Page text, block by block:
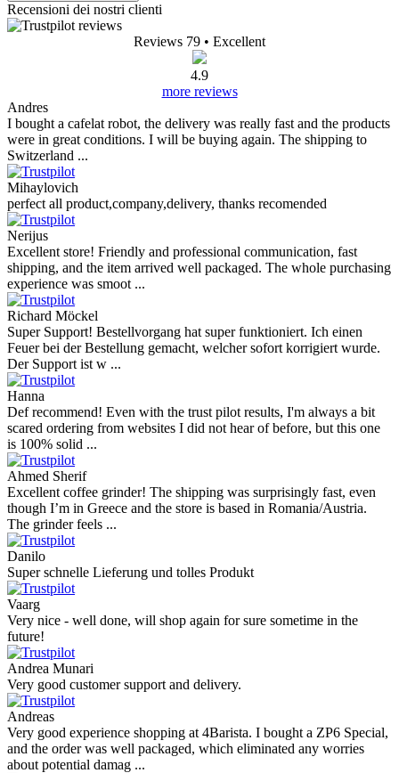
Recensioni dei nostri clienti
Reviews 79 • Excellent
4.9
more reviews
Andres
I bought a cafelat robot, the delivery was really fast and the products
were in great conditions. I will be buying again. The shipping to
Switzerland ...
Mihaylovich
perfect all product,company,delivery, thanks recomended
Nerijus
Excellent store! Friendly and professional communication, fast
shipping, and the item arrived well packaged. The whole purchasing
experience was smoot ...
Richard Möckel
Super Support! Bestellvorgang hat super funktioniert. Ich einen
Feuer bei der Bestellung gemacht, welcher sofort korrigiert wurde.
Der Support ist w ...
Hanna
Def recommend! Even with the trust pilot results, I'm always a bit
scared ordering from websites I did not hear of before, but this one
is 100% solid ...
Ahmed Sherif
Excellent coffee grinder! The shipping was surprisingly fast, even
though I’m in Greece and the store is based in Romania/Austria.
The grinder feels ...
Danilo
Super schnelle Lieferung und tolles Produkt
Vaarg
Very nice - well done, will shop again for sure sometime in the
future!
Andrea Munari
Very good customer support and delivery.
Andreas
Very good experience shopping at 4Barista. I bought a ZP6 Special,
and the order was well packaged, which eliminated any worries
about potential damag ...